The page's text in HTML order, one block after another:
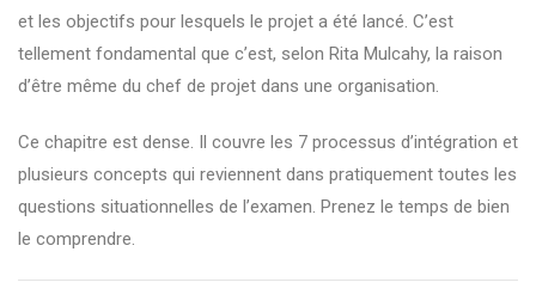
et les objectifs pour lesquels le projet a été lancé. C’est
tellement fondamental que c’est, selon Rita Mulcahy, la raison
d’être même du chef de projet dans une organisation.
Ce chapitre est dense. Il couvre les 7 processus d’intégration et
plusieurs concepts qui reviennent dans pratiquement toutes les
questions situationnelles de l’examen. Prenez le temps de bien
le comprendre.